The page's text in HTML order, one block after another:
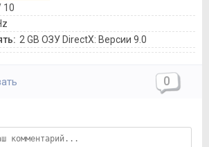
10
2 GB ОЗУ DirectX: Версии 9.0
0